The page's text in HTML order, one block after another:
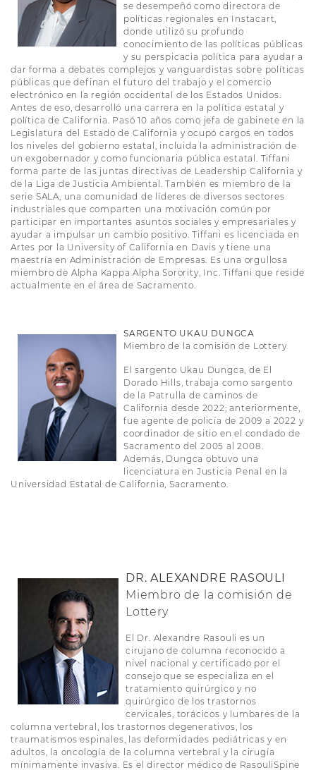
se desempeñó como directora de
políticas regionales en Instacart,
donde utilizó su profundo
conocimiento de las políticas públicas
y su perspicacia política para ayudar a
dar forma a debates complejos y vanguardistas sobre políticas
públicas que definan el futuro del trabajo y el comercio
electrónico en la región occidental de los Estados Unidos.
Antes de eso, desarrolló una carrera en la política estatal y
política de California. Pasó 10 años como jefa de gabinete en la
Legislatura del Estado de California y ocupó cargos en todos
los niveles del gobierno estatal, incluida la administración de
un exgobernador y como funcionaria pública estatal. Tiffani
forma parte de las juntas directivas de Leadership California y
de la Liga de Justicia Ambiental. También es miembro de la
serie SALA, una comunidad de líderes de diversos sectores
industriales que comparten una motivación común por
participar en importantes asuntos sociales y empresariales y
ayudar a impulsar un cambio positivo. Tiffani es licenciada en
Artes por la University of California en Davis y tiene una
maestría en Administración de Empresas. Es una orgullosa
miembro de Alpha Kappa Alpha Sorority, Inc. Tiffani que reside
actualmente en el área de Sacramento.
SARGENTO UKAU DUNGCA
Miembro de la comisión de Lottery
El sargento Ukau Dungca, de El
Dorado Hills, trabaja como sargento
de la Patrulla de caminos de
California desde 2022; anteriormente,
fue agente de policía de 2009 a 2022 y
coordinador de sitio en el condado de
Sacramento del 2005 al 2008.
Además, Dungca obtuvo una
licenciatura en Justicia Penal en la
Universidad Estatal de California, Sacramento.
DR. ALEXANDRE RASOULI
Miembro de la comisión de
Lottery
El Dr. Alexandre Rasouli es un
cirujano de columna reconocido a
nivel nacional y certificado por el
consejo que se especializa en el
tratamiento quirúrgico y no
quirúrgico de los trastornos
cervicales, torácicos y lumbares de la
columna vertebral, los trastornos degenerativos, los
traumatismos espinales, las deformidades pediátricas y en
adultos, la oncología de la columna vertebral y la cirugía
mínimamente invasiva. Es el director médico de RasouliSpine